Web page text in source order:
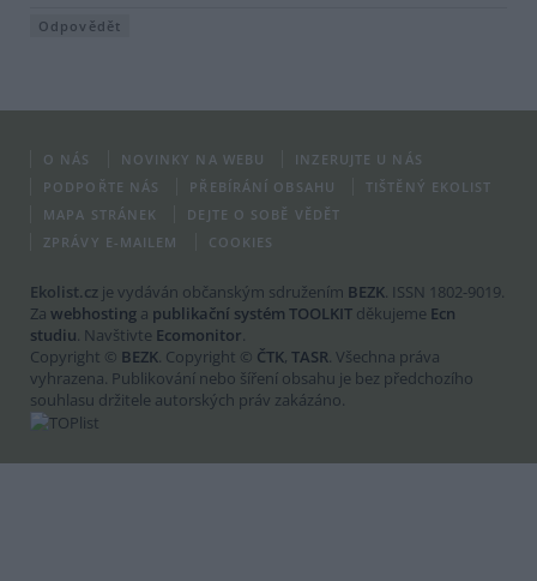
Odpovědět
O NÁS NOVINKY NA WEBU
INZERUJTE U NÁS
PODPOŘTE NÁS
PŘEBÍRÁNÍ OBSAHU
TIŠTĚNÝ EKOLIST
MAPA STRÁNEK
DEJTE O SOBĚ VĚDĚT
ZPRÁVY E-MAILEM
COOKIES
Ekolist.cz je vydáván občanským sdružením BEZK . ISSN 1802-9019.
Za webhosting a publikační systém TOOLKIT děkujeme Ecn
studiu . Navštivte Ecomonitor
Copyright © BEZK . Copyright © ČTK, TASR . Všechna práva
vyhrazena. Publikování nebo šíření obsahu je bez předchozího
souhlasu držitele autorských práv zakázáno.